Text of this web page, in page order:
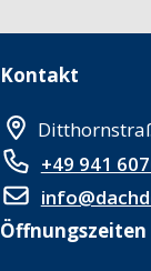
Kontakt
+49 941
Öffnungszeiten